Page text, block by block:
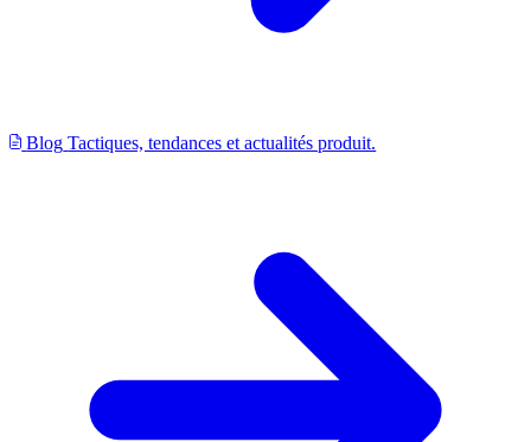
Blog Tactiques, tendances et actualités produit.